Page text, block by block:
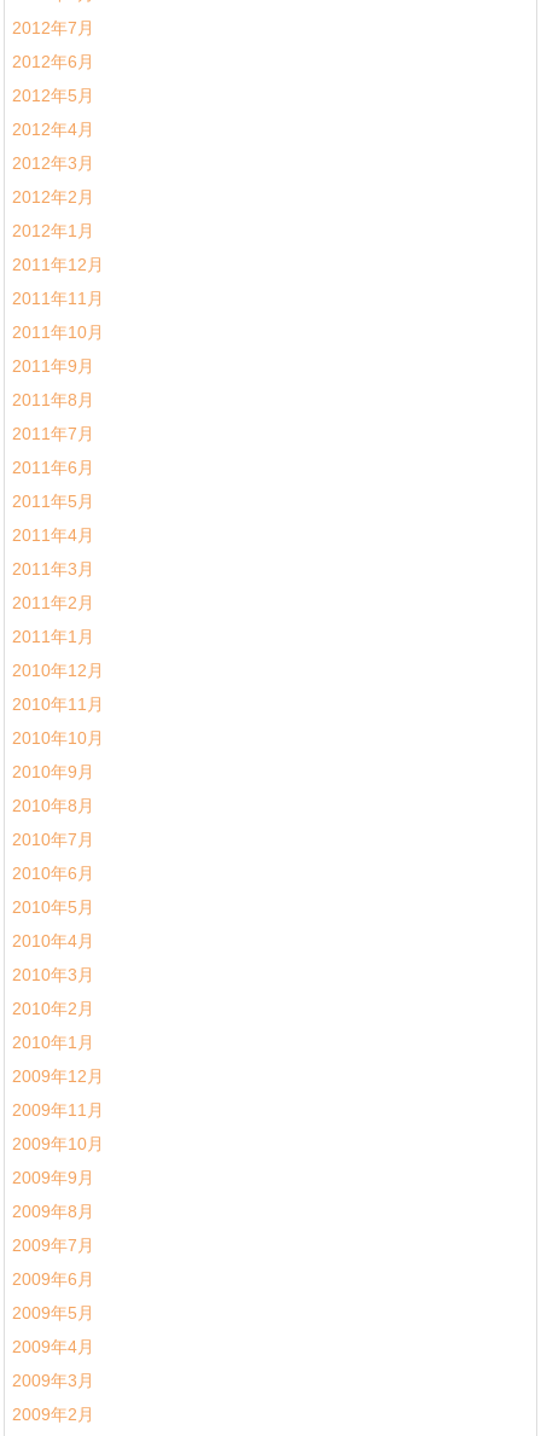
2012年7月
2012年6月
2012年5月
2012年4月
2012年3月
2012年2月
2012年1月
2011年12月
2011年11月
2011年10月
2011年9月
2011年8月
2011年7月
2011年6月
2011年5月
2011年4月
2011年3月
2011年2月
2011年1月
2010年12月
2010年11月
2010年10月
2010年9月
2010年8月
2010年7月
2010年6月
2010年5月
2010年4月
2010年3月
2010年2月
2010年1月
2009年12月
2009年11月
2009年10月
2009年9月
2009年8月
2009年7月
2009年6月
2009年5月
2009年4月
2009年3月
2009年2月